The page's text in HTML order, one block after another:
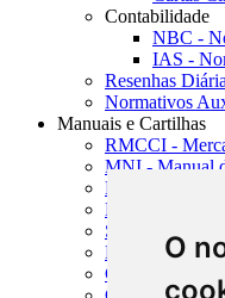
O
Contabilidade
NBC -
IAS -
Resenhas
Normativos
Manuais e Cartilhas
RMCCI -
MNI - Manual
MTVM -
MCR - Manual
SISORF -
MASUP -
CADOC -